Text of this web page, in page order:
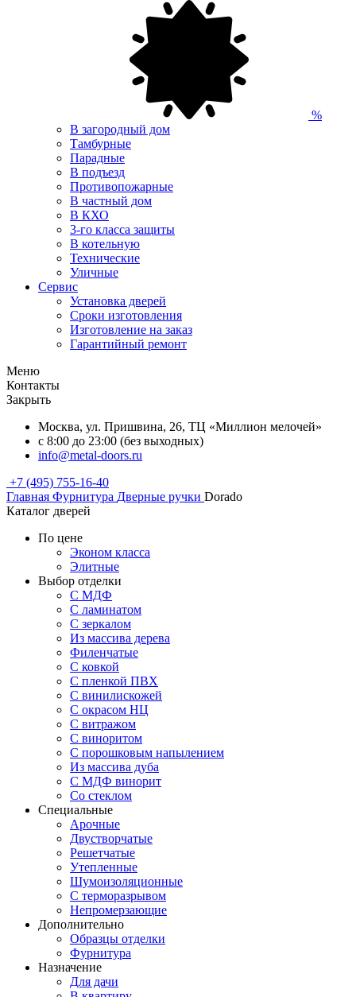
%
В загородный дом
Тамбурные
Парадные
В подъезд
Противопожарные
В частный дом
В КХО
3-го класса защиты
В котельную
Технические
Уличные
Сервис
Установка дверей
Сроки изготовления
Изготовление на заказ
Гарантийный ремонт
Меню
Контакты
Закрыть
Москва, ул. Пришвина, 26, ТЦ «Миллион мелочей»
с 8:00 до 23:00 (без выходных)
info@metal-doors.ru
+7 (495) 755-16-40
Главная Фурнитура Дверные ручки Dorado
Каталог дверей
По цене
Эконом класса
Элитные
Выбор отделки
С МДФ
С ламинатом
С зеркалом
Из массива дерева
Филенчатые
С ковкой
С пленкой ПВХ
С винилискожей
С окрасом НЦ
С витражом
С виноритом
С порошковым напылением
Из массива дуба
С МДФ винорит
Со стеклом
Специальные
Арочные
Двустворчатые
Решетчатые
Утепленные
Шумоизоляционные
С терморазрывом
Непромерзающие
Дополнительно
Образцы отделки
Фурнитура
Назначение
Для дачи